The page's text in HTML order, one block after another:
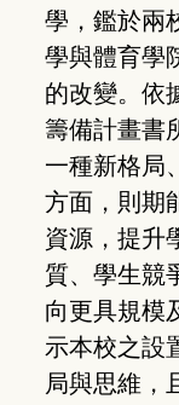
學，鑑於兩
學與體育學
的改變。依
籌備計畫書
一種新格局
方面，則期
資源，提升
質、學生競
向更具規模
示本校之設
局與思維，